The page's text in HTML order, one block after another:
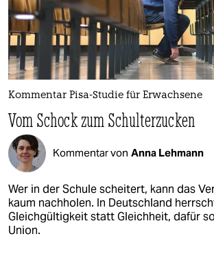
Kommentar Pisa-Studie für Erwachsene
Vom Schock zum Schulterzucken
Kommentar von Anna Lehmann
Wer in der Schule scheitert, kann das
kaum nachholen. In Deutschland
Gleichgültigkeit statt Gleichheit, dafür
Union.